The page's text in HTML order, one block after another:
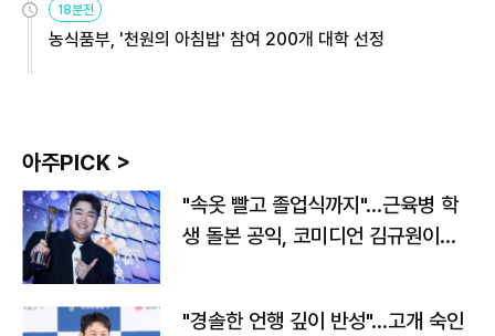
18분전
농식품부, '천원의 아침밥' 참여 200개 대학 선정
아주PICK >
"속옷 빨고 졸업식까지"…근육병 학
생 돌본 공익, 코미디언 김규원이었
"경솔한 언행 깊이 반성"…고개 숙인